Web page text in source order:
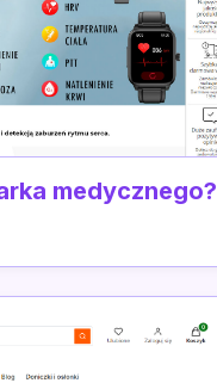
medycznego?